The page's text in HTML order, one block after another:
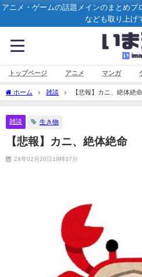
アニメ・ゲームの話題メインのまとめブ
なども取り上げ
トップページ アニメ マンガ
ホーム 雑談 【悲報】カニ、絶体絶命
雑談 生き物
【悲報】カニ、絶体絶命
24年02月20日19時37分